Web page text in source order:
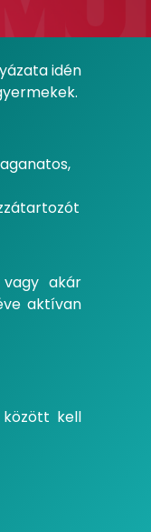
idén
vagy akár
aktívan
között kell